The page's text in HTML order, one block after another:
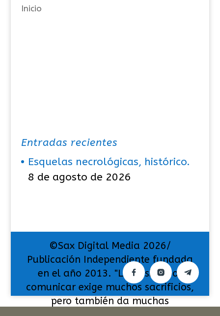
s
Inicio
Entradas recientes
Esquelas necrológicas, histórico.
8 de agosto de 2026
©Sax Digital Media 2026/
Publicación Independiente fundada
en el año 2013. "La pasión por
comunicar exige muchos sacrificios,
pero también da muchas